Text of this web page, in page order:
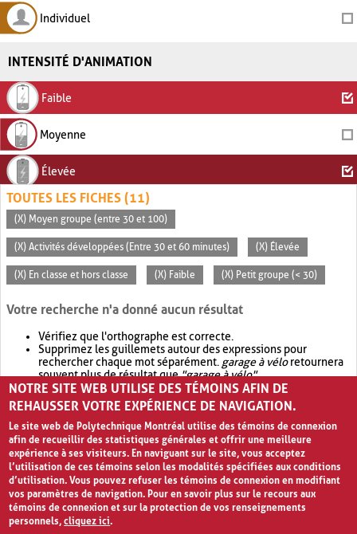
Individuel
INTENSITÉ D'ANIMATION
Faible
Moyenne
Élevée
TOUTES LES FICHES (11)
(X) Moyen groupe (entre 30 et 100)
(X) Activités développées (Entre 30 et 60 minutes) (X) Élevée
(X) En classe et hors classe (X) Faible (X) Petit groupe (< 30)
Votre recherche n'a donné aucun résultat
Vérifiez que l'orthographe est correcte.
Supprimez les guillemets autour des expressions pour
rechercher chaque mot séparément. garage à véloretournera
souvent plus de résultat que"garage à vélo".
Envisagez d'élargir votre recherche avec OR.garage OR vélo
retournera souvent plus de résultat quegarage à vélo
NOTRE SITE WEB UTILISE DES TÉMOINS AFIN DE
REHAUSSER VOTRE EXPÉRIENCE DE NAVIGATION.
Le site web de Polytechnique Montréal utilise des témoins de connexion
afin de recueillir des statistiques générales et offrir une meilleure
expérience à ses visiteurs. En naviguant sur le site, vous acceptez
l’utilisation de ces témoins selon les modalités spécifiées aux conditions
d’utilisation. Vous pouvez refuser les témoins de connexion en modifiant
vos paramètres de navigation. Pour en savoir plus sur le recours aux
témoins de connexion et sur la protection de vos renseignements
personnels,cliquez ici.